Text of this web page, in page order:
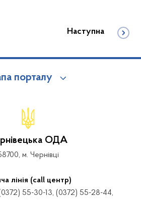
Наступна
порталу
ОДА
м. Чернівці
лінія (call центр)
55-30-13, (0372) 55-28-44,